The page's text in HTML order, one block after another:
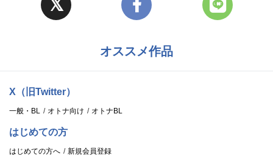
オススメ作品
X（旧Twitter）
一般・BL オトナ向け オトナBL
はじめての方
はじめての方へ 新規会員登録